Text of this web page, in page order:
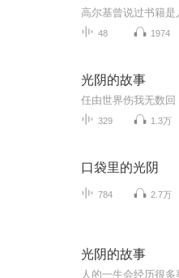
48 1974
光阴的故事
329 1.3万
口袋里的光阴
784 2.7万
光阴的故事